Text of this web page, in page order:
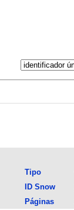
Tipo
ID Snow
Páginas